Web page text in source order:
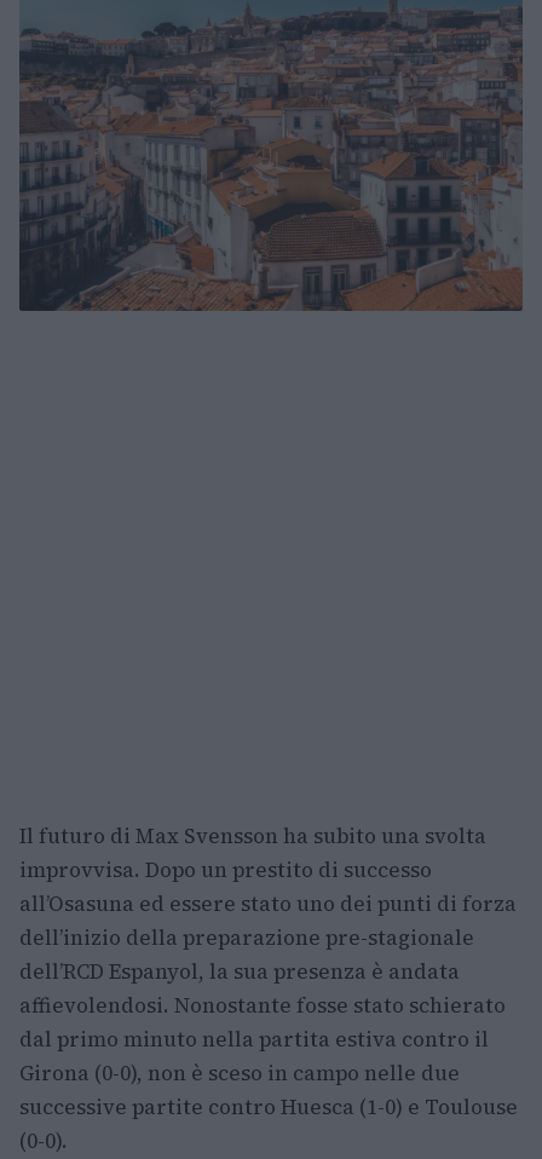
Il futuro di Max Svensson ha subito una svolta
improvvisa. Dopo un prestito di successo
all’Osasuna ed essere stato uno dei punti di forza
dell’inizio della preparazione pre-stagionale
dell’RCD Espanyol, la sua presenza è andata
affievolendosi. Nonostante fosse stato schierato
dal primo minuto nella partita estiva contro il
Girona (0-0), non è sceso in campo nelle due
successive partite contro Huesca (1-0) e Toulouse
(0-0).